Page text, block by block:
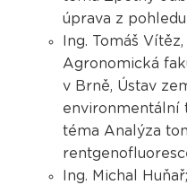
úprava z
Ing. Tomáš
Agronomická
v Brně, Ústav
environmentální
téma Analýza
Ing. Michal